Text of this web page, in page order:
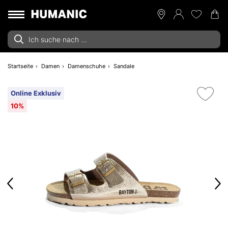
Startseite Damen Damenschuhe Sandale
Online Exklusiv
10%